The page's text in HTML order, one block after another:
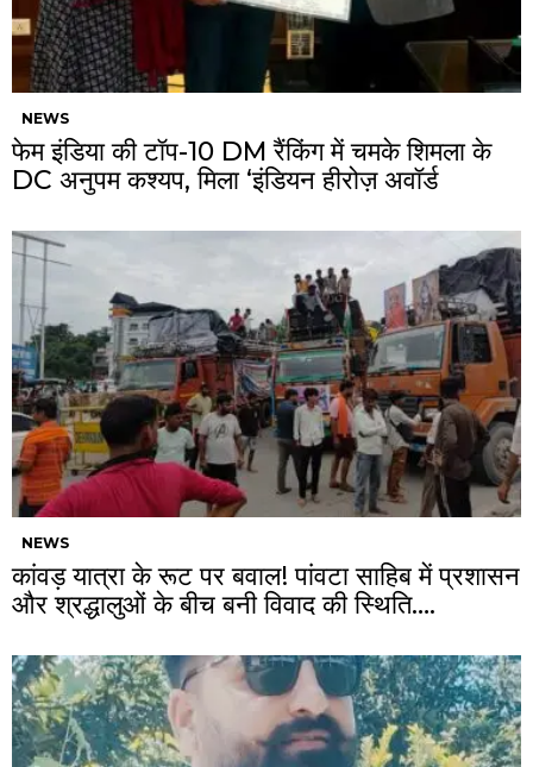
NEWS
फेम इंडिया की टॉप-10 DM रैंकिंग में चमके शिमला के
DC अनुपम कश्यप, मिला ‘इंडियन हीरोज़ अवॉर्ड
NEWS
कांवड़ यात्रा के रूट पर बवाल! पांवटा साहिब में प्रशासन
और श्रद्धालुओं के बीच बनी विवाद की स्थिति….